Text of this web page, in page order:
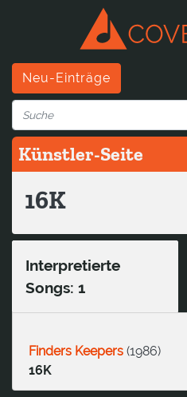
Neu-Einträge
Künstler-Seite
16K
Interpretierte
Songs: 1
Finders Keepers (1986)
16K